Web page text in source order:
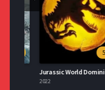
5.6
Jurassic World Dominion İzle Türkçe Dublaj